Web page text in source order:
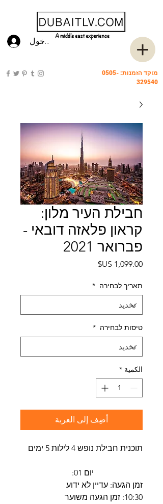
تسجيل الدخول
מוקד הזמנות: 0505-
329540
חבילת העיר מלון:
קראון פלאזה דובאי -
פברואר 2021
السعر
תאריך לבחירה *
טיסות לבחירה *
الكمية *
أضِف إلى العربة
תוכנית חבילת נופש 4 לילות 5 ימים
יום 01:
זמן הגעה: עדיין לא ידוע
10:30: זמן הגעה משוער